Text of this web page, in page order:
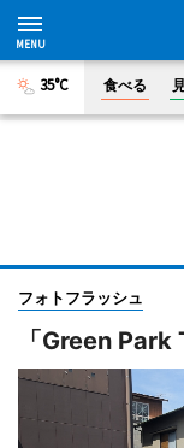
35°C 食べる
フォトフラッシュ
「Green Park